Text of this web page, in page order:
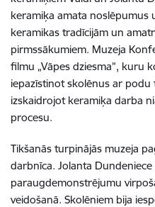
keramiķa amata noslēpumus
keramikas tradīcijām un
pirmssākumiem. Muzeja
filmu „Vāpes dziesma”, kuru
iepazīstinot skolēnus ar
izskaidrojot keramiķa darba
procesu.
Tikšanās turpinājās muzeja
darbnīca. Jolanta
paraugdemonstrējumu
veidošanā. Skolēniem bija